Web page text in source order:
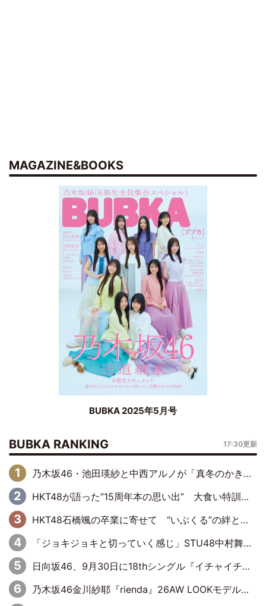
MAGAZINE&BOOKS
BUBKA 2025年5月号
BUBKA RANKING 17:30更新
乃木坂46・池田瑛紗と中西アルノが「真冬のかき氷」騒動で火花散らす！ 因縁の裏にあるのは、逆境をともに“凌”ぐ似た者同士の絆
HKT48が語った“15周年本の思い出” 大食い特訓・守護霊企画・制服グラビア…盛りだくさんの裏話
HKT48石橋颯の卒業に寄せて “いぶくる”の絆と後輩・龍頭綺音の決意
「ジョキジョキと切っていく感じ」STU48中村舞、新しい挑戦は自らの手で
日向坂46、9月30日に18thシングル『イチャイチャ虫』の発売決定！ フォーメーションは『日向坂で会いましょう』にて発表
乃木坂46金川紗耶『rienda』26AW LOOKモデルに就任